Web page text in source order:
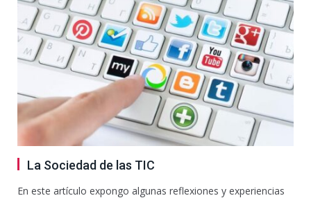
La Sociedad de las TIC
En este artículo expongo algunas reflexiones y experiencias